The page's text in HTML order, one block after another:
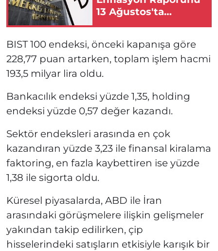
13 Ağustos'ta
BIST 100 endeksi, önceki kapanışa göre
228,77 puan artarken, toplam işlem hacmi
193,5 milyar lira oldu.
Bankacılık endeksi yüzde 1,35, holding
endeksi yüzde 0,57 değer kazandı.
Sektör endeksleri arasında en çok
kazandıran yüzde 3,23 ile finansal kiralama
faktoring, en fazla kaybettiren ise yüzde
1,38 ile sigorta oldu.
Küresel piyasalarda, ABD ile İran
arasındaki görüşmelere ilişkin gelişmeler
yakından takip edilirken, çip
hisselerindeki satışların etkisiyle karışık bir